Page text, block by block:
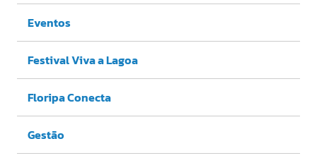
Eventos
Festival Viva a Lagoa
Floripa Conecta
Gestão